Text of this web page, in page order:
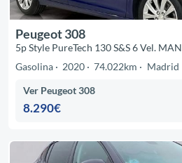
Peugeot 308
5p Style PureTech 130 S&S 6 Vel. MAN
Gasolina
2020 74.022km Madrid
Ver Peugeot 308
8.290€